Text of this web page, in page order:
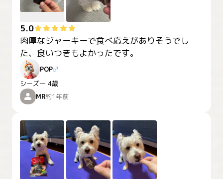
5.0
肉厚なジャーキーで食べ応えがありそうでし
た、食いつきもよかったです。
POP♂
シーズー 4歳
MR約1年前